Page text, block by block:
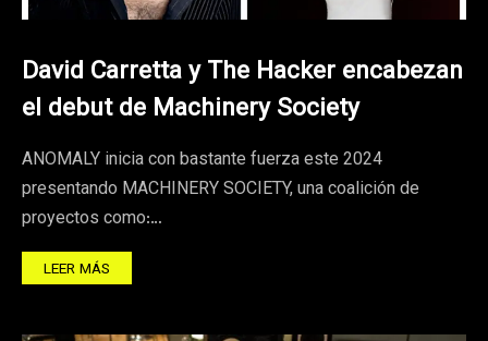
David Carretta y The Hacker encabezan
el debut de Machinery Society
ANOMALY inicia con bastante fuerza este 2024
presentando MACHINERY SOCIETY, una coalición de
proyectos como:…
LEER MÁS